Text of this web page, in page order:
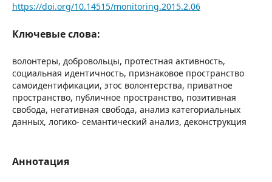
https://doi.org/10.14515/monitoring.2015.2.06
Ключевые слова:
волонтеры, добровольцы, протестная активность,
социальная идентичность, признаковое пространство
самоидентификации, этос волонтерства, приватное
пространство, публичное пространство, позитивная
свобода, негативная свобода, анализ категориальных
данных, логико- семантический анализ, деконструкция
Аннотация